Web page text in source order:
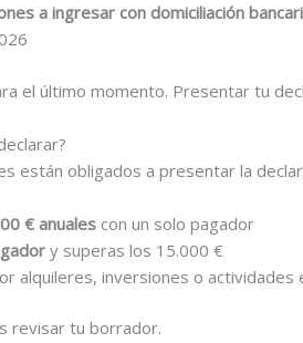
a ingresar con domiciliación
el último momento. Presentar tu
están obligados a presentar la
€ anuales con un solo pagador
y superas los 15.000 €
alquileres, inversiones o actividades
revisar tu borrador.